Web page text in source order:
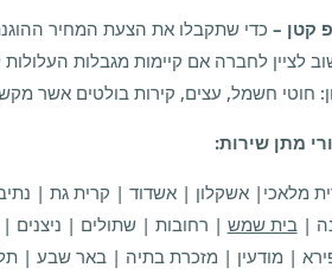
קטן – כדי שתקבלו את הצעת המחיר
לציין לחברה אם קיימות מגבלות
חוטי חשמל, עצים, קירות בולטים אשר
מתן שירות:
מלאכי| אשקלון | אשדוד | קרית גת |
| בית שמש | רחובות | שתולים | ניצנים
| מודעין | מזכרת בתיה | באר שבע |